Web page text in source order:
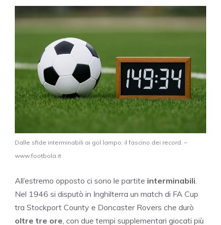
Dalle sfide interminabili ai gol lampo: il fascino dei record. –
www.footbola.it
All’estremo opposto ci sono le partite interminabili.
Nel 1946 si disputò in Inghilterra un match di FA Cup
tra Stockport County e Doncaster Rovers che durò
oltre tre ore, con due tempi supplementari giocati più